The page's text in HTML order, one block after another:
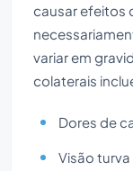
causar efeitos
variar em
colaterais
Dores de
Visão turva